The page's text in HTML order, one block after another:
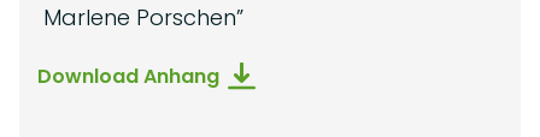
Marlene Porschen”
Download Anhang